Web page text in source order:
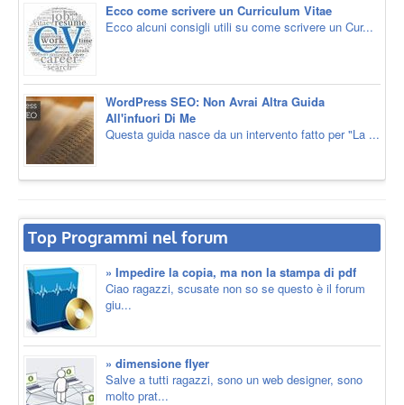
Ecco come scrivere un Curriculum Vitae
Ecco alcuni consigli utili su come scrivere un Cur...
WordPress SEO: Non Avrai Altra Guida
All'infuori Di Me
Questa guida nasce da un intervento fatto per "La ...
Top Programmi nel forum
» Impedire la copia, ma non la stampa di pdf
Ciao ragazzi, scusate non so se questo è il forum
giu...
» dimensione flyer
Salve a tutti ragazzi, sono un web designer, sono
molto prat...